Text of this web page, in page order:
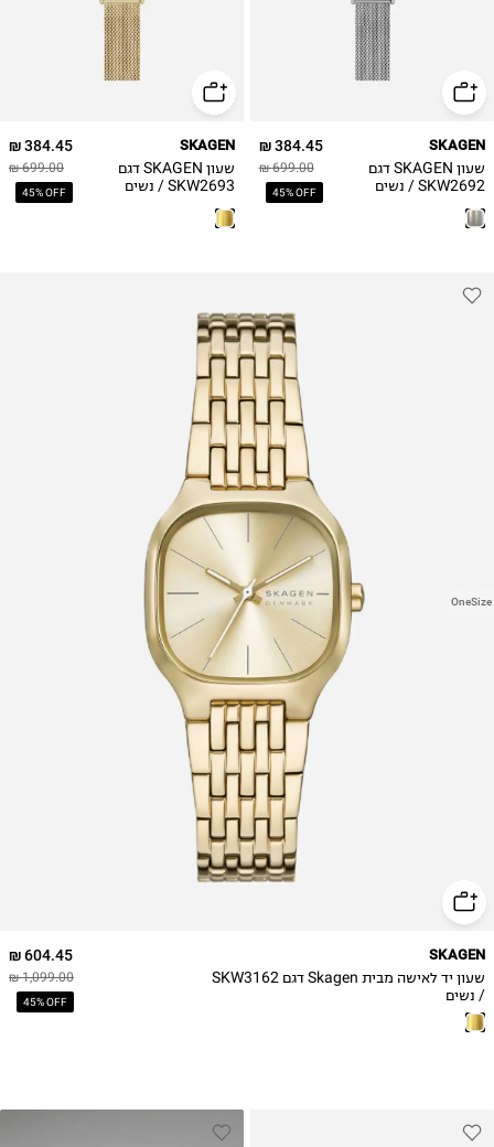
384.45 ₪
699.00 ₪
45% OFF
SKAGEN
שעון SKAGEN דגם
SKW2692 / נשים
384.45 ₪
699.00 ₪
45% OFF
SKAGEN
שעון SKAGEN דגם
SKW2693 / נשים
OneSize
604.45 ₪
1,099.00 ₪
45% OFF
SKAGEN
שעון יד לאישה מבית Skagen דגם SKW3162
/ נשים